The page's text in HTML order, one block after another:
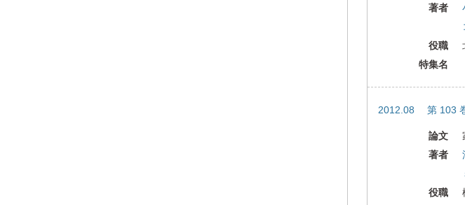
著者
役職
特集名
2012.08 第 103
論文
著者
役職